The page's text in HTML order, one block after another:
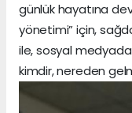
günlük hayatına
yönetimi” için,
ile, sosyal
kimdir, nereden